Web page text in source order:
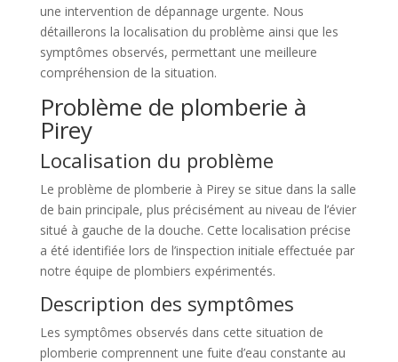
une intervention de dépannage urgente. Nous
détaillerons la localisation du problème ainsi que les
symptômes observés, permettant une meilleure
compréhension de la situation.
Problème de plomberie à
Pirey
Localisation du problème
Le problème de plomberie à Pirey se situe dans la salle
de bain principale, plus précisément au niveau de l’évier
situé à gauche de la douche. Cette localisation précise
a été identifiée lors de l’inspection initiale effectuée par
notre équipe de plombiers expérimentés.
Description des symptômes
Les symptômes observés dans cette situation de
plomberie comprennent une fuite d’eau constante au